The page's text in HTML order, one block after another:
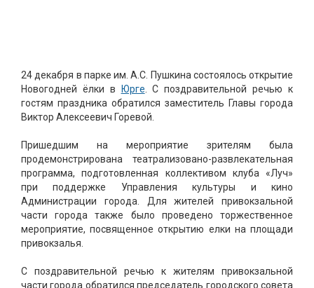
24 декабря в парке им. А.С. Пушкина состоялось открытие
Новогодней ёлки в Юрге . С поздравительной речью к
гостям праздника обратился заместитель Главы города
Виктор Алексеевич Горевой.
Пришедшим на мероприятие зрителям была
продемонстрирована театрализовано-развлекательная
программа, подготовленная коллективом клуба «Луч»
при поддержке Управления культуры и кино
Администрации города. Для жителей привокзальной
части города также было проведено торжественное
мероприятие, посвященное открытию елки на площади
привокзалья.
С поздравительной речью к жителям привокзальной
части города обратился председатель городского совета